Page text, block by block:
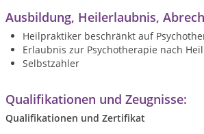
Ausbildung, Heilerlaubnis,
Heilpraktiker beschränkt auf
Erlaubnis zur Psychotherapie nach
Selbstzahler
Qualifikationen und Zeugnisse:
Qualifikationen und Zertifikat